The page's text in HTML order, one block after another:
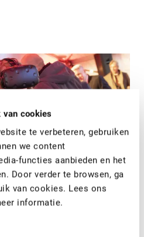
van cookies
te verbeteren, gebruiken
we content
functies aanbieden en het
Door verder te browsen, ga
van cookies. Lees ons
informatie.